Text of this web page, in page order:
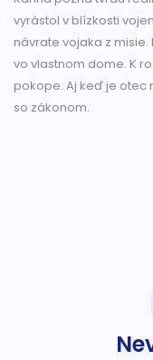
vyrástol v blízkosti
návrate vojaka z
vo vlastnom dome. K
pokope. Aj keď je otec
so zákonom.